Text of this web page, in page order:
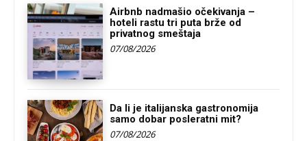
Airbnb nadmašio očekivanja –
hoteli rastu tri puta brže od
privatnog smeštaja
07/08/2026
Da li je italijanska gastronomija
samo dobar posleratni mit?
07/08/2026